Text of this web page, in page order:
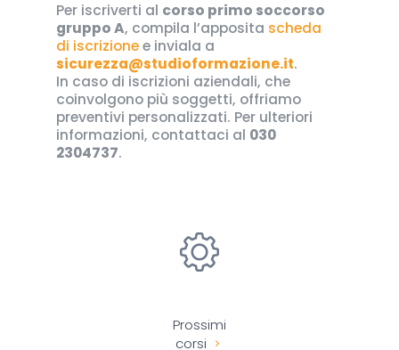
Per iscriverti al corso primo soccorso
gruppo A, compila l’apposita scheda
di iscrizionee inviala a
sicurezza@studioformazione.it.
In caso di iscrizioni aziendali, che
coinvolgono più soggetti, offriamo
preventivi personalizzati. Per ulteriori
informazioni, contattaci al 030
2304737.
Prossimi
corsi